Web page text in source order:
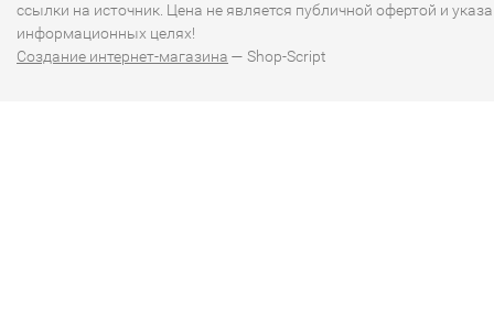
ссылки на источник. Цена не является публичной офертой и
информационных целях!
Создание интернет-магазина — Shop-Script